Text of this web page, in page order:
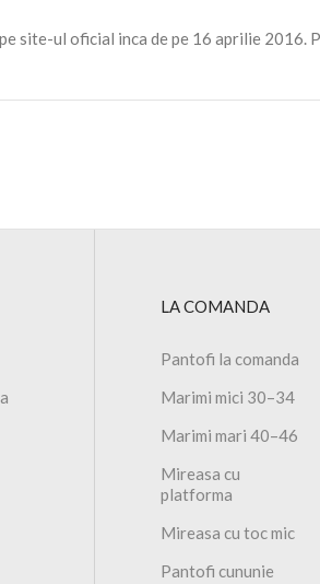
ul oficial inca de pe 16 aprilie 2016.
LA COMANDA
Pantofi la comanda
Marimi mici 30–34
Marimi mari 40–46
Mireasa cu
platforma
Mireasa cu toc mic
Pantofi cununie